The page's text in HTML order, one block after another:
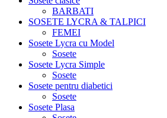
BARBATI
SOSETE LYCRA & TALPICI
FEMEI
Sosete Lycra cu Model
Sosete
Sosete Lycra Simple
Sosete
Sosete pentru diabetici
Sosete
Sosete Plasa